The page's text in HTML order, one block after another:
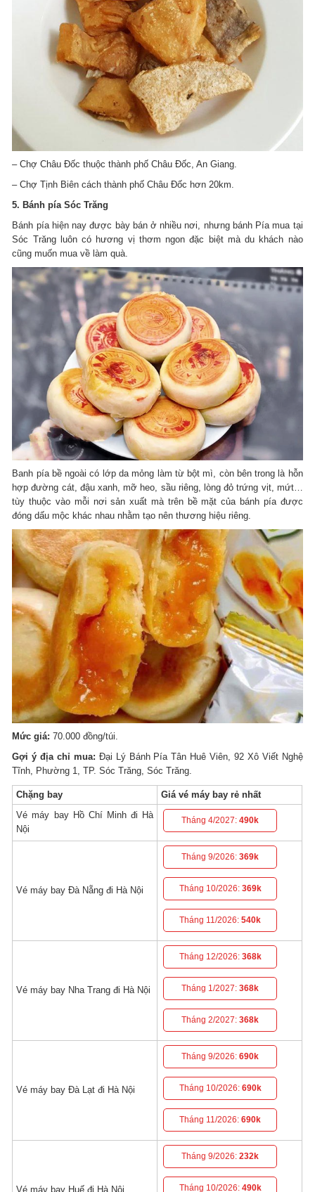
– Chợ Châu Đốc thuộc thành phố Châu Đốc, An Giang.
– Chợ Tịnh Biên cách thành phố Châu Đốc hơn 20km.
5. Bánh pía Sóc Trăng
Bánh pía hiện nay được bày bán ở nhiều nơi, nhưng bánh Pía mua tại
Sóc Trăng luôn có hương vị thơm ngon đặc biệt mà du khách nào
cũng muốn mua về làm quà.
Banh pía bề ngoài có lớp da mỏng làm từ bột mì, còn bên trong là hỗn
hợp đường cát, đậu xanh, mỡ heo, sầu riêng, lòng đỏ trứng vịt, mứt…
tùy thuộc vào mỗi nơi sản xuất mà trên bề mặt của bánh pía được
đóng dấu mộc khác nhau nhằm tạo nên thương hiệu riêng.
Mức giá: 70.000 đồng/túi.
Gợi ý địa chỉ mua: Đại Lý Bánh Pía Tân Huê Viên, 92 Xô Viết Nghệ
Tĩnh, Phường 1, TP. Sóc Trăng, Sóc Trăng.
Chặng bay
Giá vé máy bay rẻ nhất
Vé máy bay Hồ Chí Minh đi Hà
Nội
Tháng 4/2027:490k
Vé máy bay Đà Nẵng đi Hà Nội
Tháng 9/2026:369k
Tháng 10/2026: 369k
Tháng 11/2026:540k
Vé máy bay Nha Trang đi Hà Nội
Tháng 12/2026: 368k
Tháng 1/2027:368k
Tháng 2/2027:368k
Vé máy bay Đà Lạt đi Hà Nội
Tháng 9/2026:690k
Tháng 10/2026: 690k
Tháng 11/2026:690k
Vé máy bay Huế đi Hà Nội
Tháng 9/2026:232k
Tháng 10/2026: 490k